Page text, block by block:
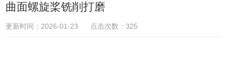
曲面螺旋桨铣削打磨
更新时间：2026-01-23 点击次数：325